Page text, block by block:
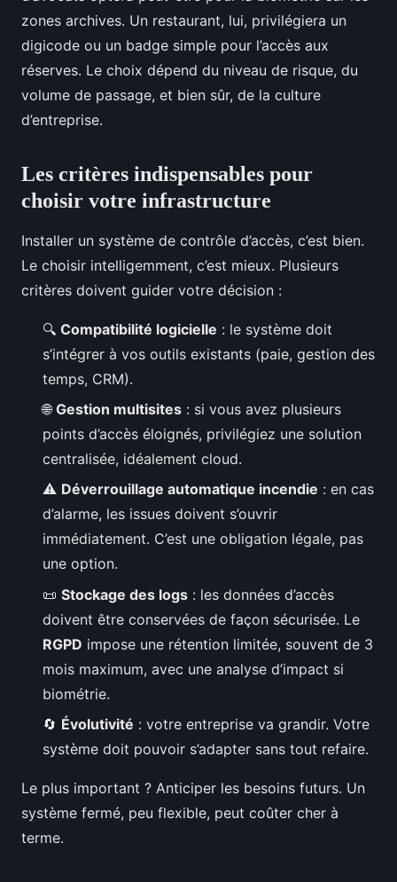
zones archives. Un restaurant, lui, privilégiera un
digicode ou un badge simple pour l’accès aux
réserves. Le choix dépend du niveau de risque, du
volume de passage, et bien sûr, de la culture
d’entreprise.
Les critères indispensables pour
choisir votre infrastructure
Installer un système de contrôle d’accès, c’est bien.
Le choisir intelligemment, c’est mieux. Plusieurs
critères doivent guider votre décision :
🔍 Compatibilité logicielle : le système doit
s’intégrer à vos outils existants (paie, gestion des
temps, CRM).
🌐 Gestion multisites : si vous avez plusieurs
points d’accès éloignés, privilégiez une solution
centralisée, idéalement cloud.
⚠️ Déverrouillage automatique incendie : en cas
d’alarme, les issues doivent s’ouvrir
immédiatement. C’est une obligation légale, pas
une option.
📜 Stockage des logs : les données d’accès
doivent être conservées de façon sécurisée. Le
RGPD impose une rétention limitée, souvent de 3
mois maximum, avec une analyse d’impact si
biométrie.
🔄 Évolutivité : votre entreprise va grandir. Votre
système doit pouvoir s’adapter sans tout refaire.
Le plus important ? Anticiper les besoins futurs. Un
système fermé, peu flexible, peut coûter cher à
terme.